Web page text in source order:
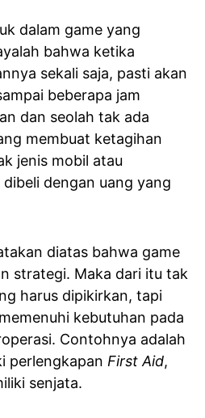
dalam game yang
bahwa ketika
sekali saja, pasti akan
beberapa jam
dan seolah tak ada
membuat ketagihan
jenis mobil atau
dengan uang yang
diatas bahwa game
strategi. Maka dari itu tak
harus dipikirkan, tapi
kebutuhan pada
Contohnya adalah
perlengkapan First Aid,
senjata.